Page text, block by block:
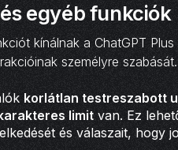
egyéb funkciók
kínálnak a ChatGPT Plus
személyre szabását.
korlátlan testreszabott
limit van. Ez
és válaszait, hogy